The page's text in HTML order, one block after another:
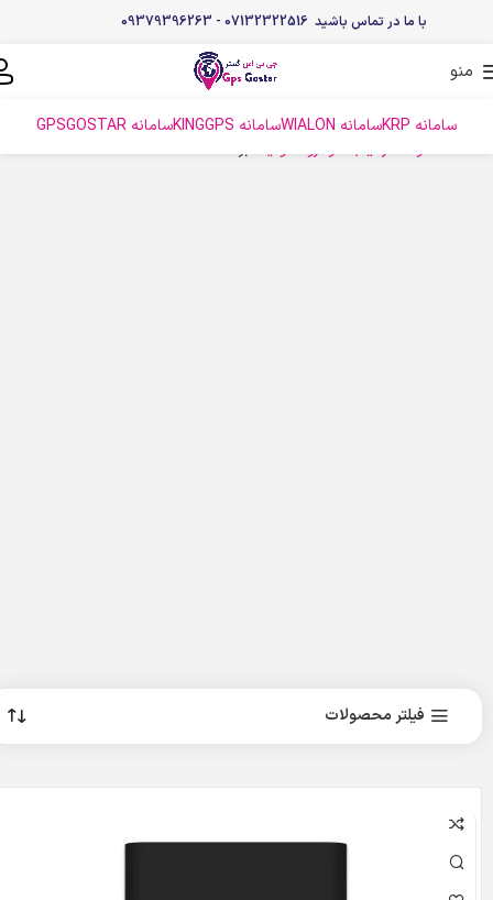
با ما در تماس باشید 07132322516 - 09379396263
منو
سامانه KRP سامانه WIALON سامانه KINGGPS
سامانه GPSGOSTAR
خانه محصولات ردیاب خودرو تلتونیکا برگه 2
فیلتر محصولات